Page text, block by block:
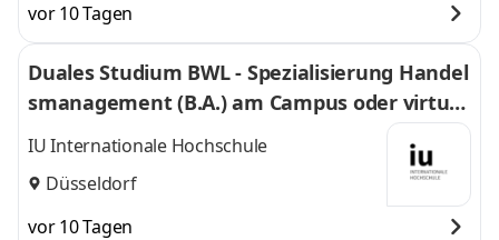
vor 10 Tagen
Duales Studium BWL - Spezialisierung Handel
smanagement (B.A.) am Campus oder virtuel
l
IU Internationale Hochschule
Düsseldorf
vor 10 Tagen